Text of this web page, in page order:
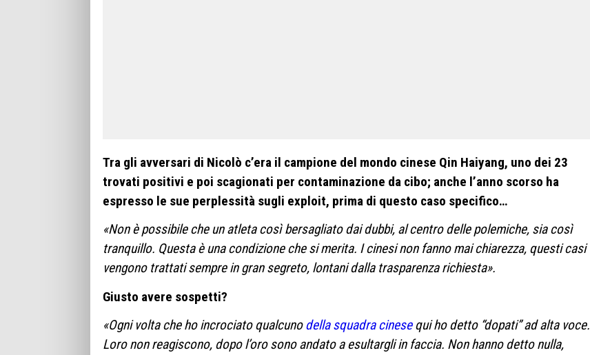
Tra gli avversari di Nicolò c’era il campione del mondo cinese Qin Haiyang, uno dei 23
trovati positivi e poi scagionati per contaminazione da cibo; anche l’anno scorso ha
espresso le sue perplessità sugli exploit, prima di questo caso specifico…
«Non è possibile che un atleta così bersagliato dai dubbi, al centro delle polemiche, sia così
tranquillo. Questa è una condizione che si merita. I cinesi non fanno mai chiarezza, questi casi
vengono trattati sempre in gran segreto, lontani dalla trasparenza richiesta».
Giusto avere sospetti?
«Ogni volta che ho incrociato qualcunodella squadra cinesequi ho detto “dopati” ad alta voce.
Loro non reagiscono, dopo l’oro sono andato a esultargli in faccia. Non hanno detto nulla,